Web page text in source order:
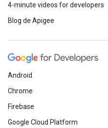
4-minute videos for developers
Blog de Apigee
Android
Chrome
Firebase
Google Cloud Platform